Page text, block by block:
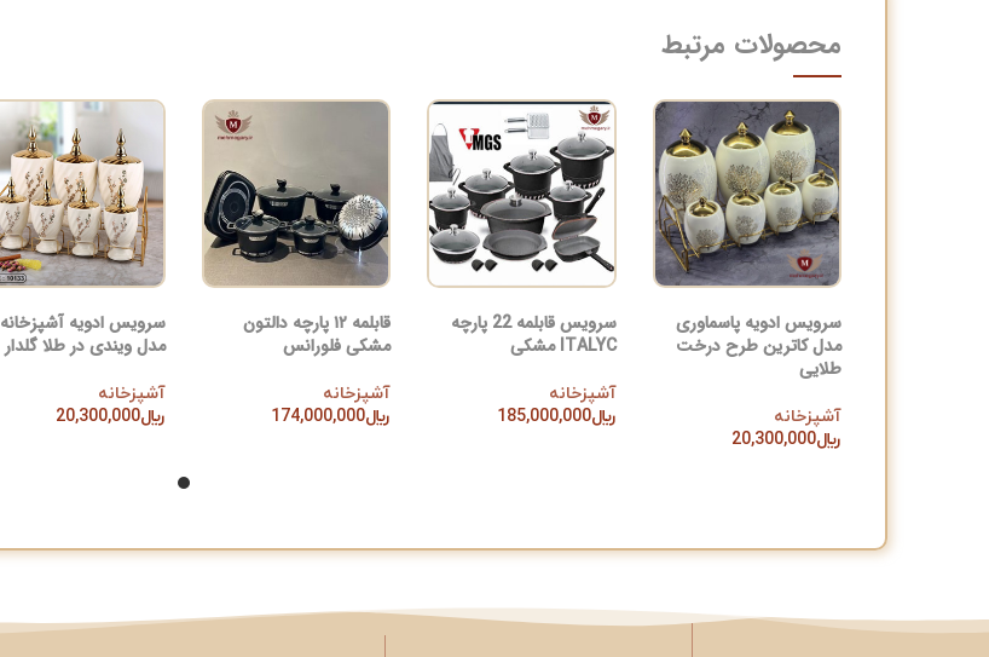
محصولات مرتبط
سرویس ادویه پاسماوری
مدل کاترین طرح درخت
طلایی
آشپزخانه
﷼20,300,000
سرویس قابلمه 22 پارچه
ITALYC مشکی
آشپزخانه
﷼185,000,000
قابلمه ۱۲ پارچه دالتون
مشکی فلورانس
آشپزخانه
﷼174,000,000
سرویس ادویه آشپزخانه
مدل ویندی در طلا گلدار
آشپزخانه
﷼20,300,000